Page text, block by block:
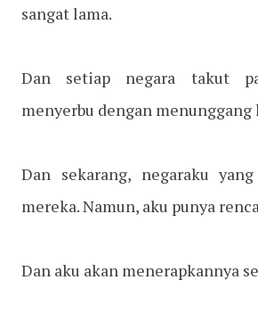
sangat lama.
Dan setiap negara takut
menyerbu dengan menunggang
Dan sekarang, negaraku
mereka. Namun, aku punya
Dan aku akan menerapkannya